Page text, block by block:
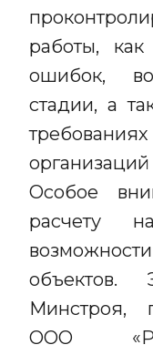
работы,
ошибок,
стадии, а
Особое
расчету
объектов.
Минстроя,
ООО